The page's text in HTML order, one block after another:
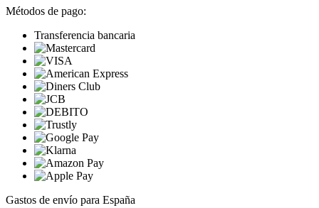
Métodos de pago:
Transferencia bancaria
Gastos de envío para España